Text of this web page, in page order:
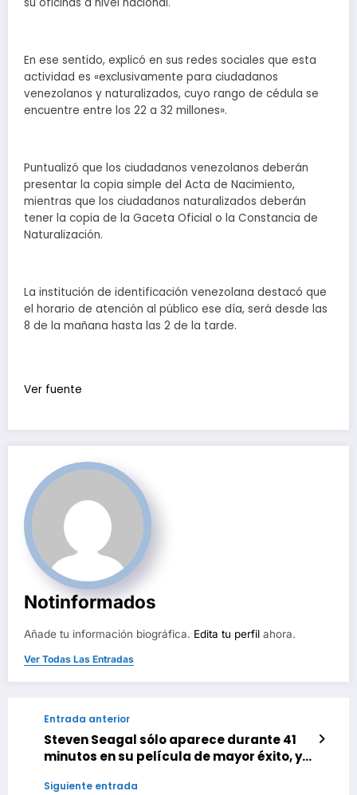
En ese sentido, explicó en sus redes sociales que esta
actividad es «exclusivamente para ciudadanos
venezolanos y naturalizados, cuyo rango de cédula se
encuentre entre los 22 a 32 millones».
Puntualizó que los ciudadanos venezolanos deberán
presentar la copia simple del Acta de Nacimiento,
mientras que los ciudadanos naturalizados deberán
tener la copia de la Gaceta Oficial o la Constancia de
Naturalización.
La institución de identificación venezolana destacó que
el horario de atención al público ese día, será desde las
8 de la mañana hasta las 2 de la tarde.
Ver fuente
Notinformados
Añade tu información biográfica. Edita tu perfil ahora.
Ver Todas Las Entradas
Entrada anterior
Steven Seagal sólo aparece durante 41
minutos en su película de mayor éxito, y
Siguiente entrada